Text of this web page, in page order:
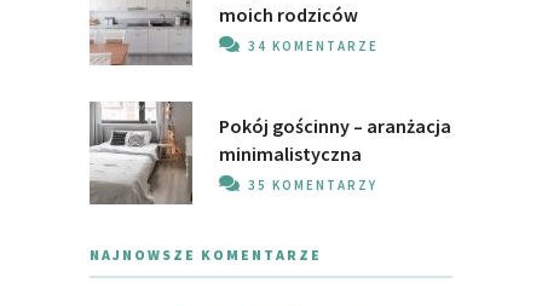
moich rodziców
34 KOMENTARZE
Pokój gościnny – aranżacja
minimalistyczna
35 KOMENTARZY
NAJNOWSZE KOMENTARZE